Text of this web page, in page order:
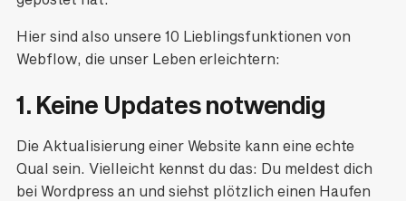
Hier sind also unsere 10 Lieblingsfunktionen von
Webflow, die unser Leben erleichtern:
1. Keine Updates notwendig
Die Aktualisierung einer Website kann eine echte
Qual sein. Vielleicht kennst du das: Du meldest dich
bei Wordpress an und siehst plötzlich einen Haufen